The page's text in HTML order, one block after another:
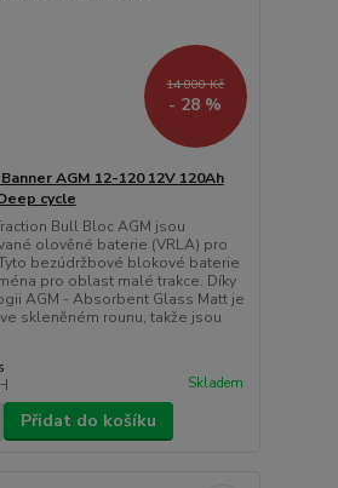
14 800 Kč
- 28 %
AGM 12-120 12V 120Ah
cycle
Bull Bloc AGM jsou
olověné baterie (VRLA) pro
bezúdržbové blokové baterie
pro oblast malé trakce. Díky
AGM - Absorbent Glass Matt je
skleněném rounu, takže jsou
Skladem
Přidat do košíku